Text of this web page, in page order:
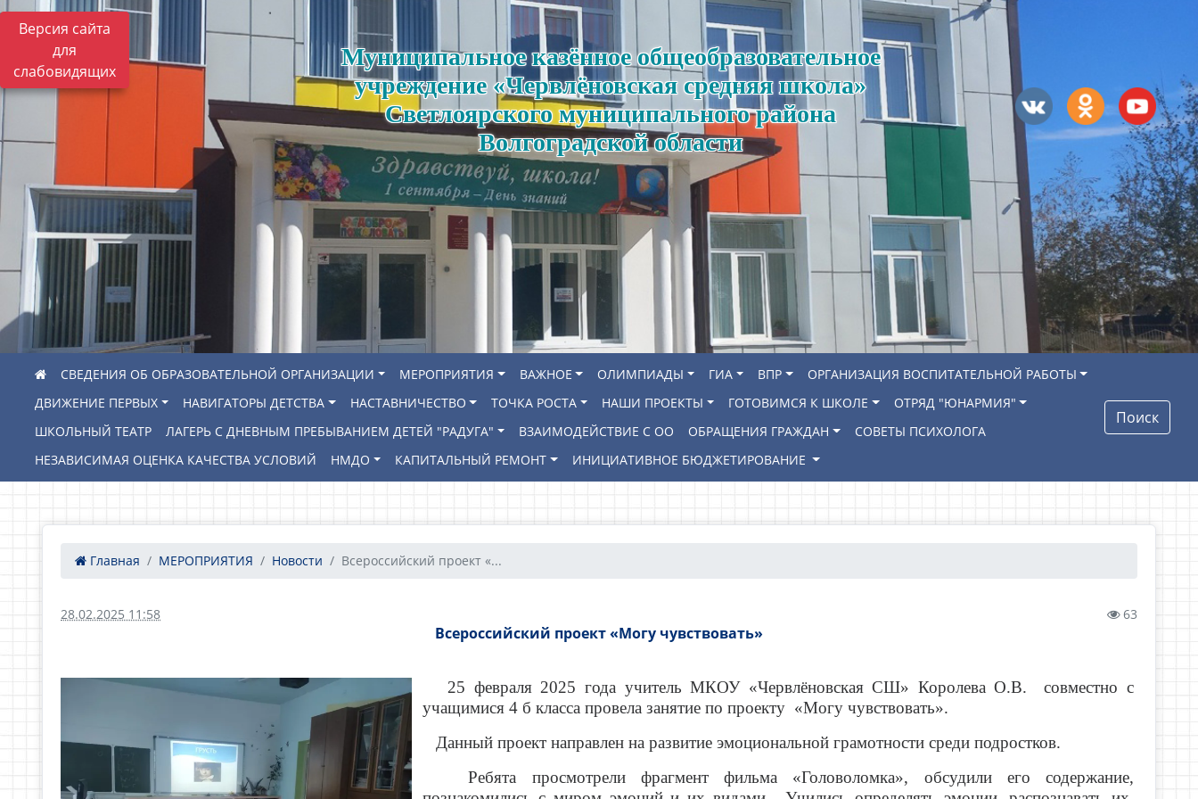
Версия сайта
для
слабовидящих
Муниципальное казённое общеобразовательное
учреждение «Червлёновская средняя школа»
Светлоярского муниципального района
Волгоградской области
СВЕДЕНИЯ ОБ ОБРАЗОВАТЕЛЬНОЙ ОРГАНИЗАЦИИ МЕРОПРИЯТИЯ ВАЖНОЕ ОЛИМПИАДЫ ГИА ВПР
ОРГАНИЗАЦИЯ ВОСПИТАТЕЛЬНОЙ РАБОТЫ
ДВИЖЕНИЕ ПЕРВЫХ
НАВИГАТОРЫ ДЕТСТВА НАСТАВНИЧЕСТВО ТОЧКА РОСТА НАШИ ПРОЕКТЫ ГОТОВИМСЯ К ШКОЛЕ
ОТРЯД "ЮНАРМИЯ"
ШКОЛЬНЫЙ ТЕАТР
ЛАГЕРЬ С ДНЕВНЫМ ПРЕБЫВАНИЕМ ДЕТЕЙ "РАДУГА" ВЗАИМОДЕЙСТВИЕ С ОО ОБРАЩЕНИЯ ГРАЖДАН
СОВЕТЫ ПСИХОЛОГА
НЕЗАВИСИМАЯ ОЦЕНКА КАЧЕСТВА УСЛОВИЙ
НМДО КАПИТАЛЬНЫЙ РЕМОНТ ИНИЦИАТИВНОЕ БЮДЖЕТИРОВАНИЕ
Поиск
Главная МЕРОПРИЯТИЯ Новости Всероссийский проект «...
28.02.2025 11:58 63
Всероссийский проект «Могу чувствовать»
25 февраля 2025 года учитель МКОУ «Червлёновская СШ» Королева О.В. совместно с
учащимися 4 б класса провела занятие по проекту «Могу чувствовать».
Данный проект направлен на развитие эмоциональной грамотности среди подростков.
Ребята просмотрели фрагмент фильма «Головоломка», обсудили его содержание,